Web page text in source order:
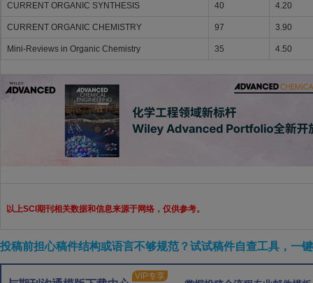
CURRENT ORGANIC SYNTHESIS 40 4.20
CURRENT ORGANIC CHEMISTRY 97 3.90
Mini-Reviews in Organic Chemistry 35 4.50
以上SCI期刊相关数据和信息来源于网络，仅供参考。
投稿前担心稿件结构或语言不够规范？试试稿件自查工具，一
VIP专享